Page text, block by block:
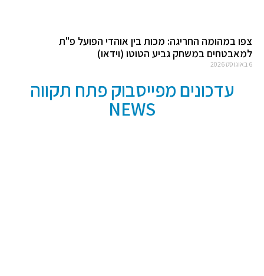
צפו במהומה החריגה: מכות בין אוהדי הפועל פ"ת
למאבטחים במשחק גביע הטוטו (וידאו)
6 באוגוסט 2026
עדכונים מפייסבוק פתח תקווה
NEWS